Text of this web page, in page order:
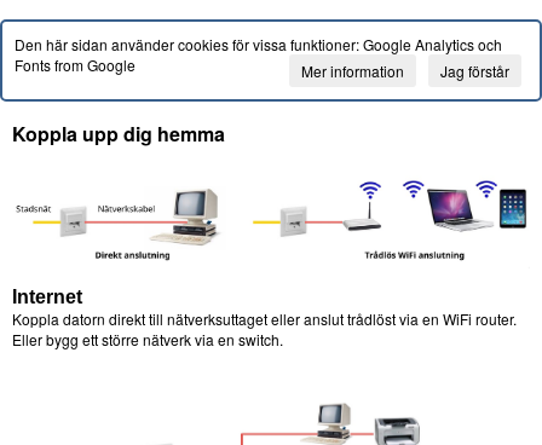
Den här sidan använder cookies för vissa funktioner: Google Analytics och
Fonts from Google
Jag förstår
Mer information
Koppla upp dig hemma
Internet
Koppla datorn direkt till nätverksuttaget eller anslut trådlöst via en WiFi router.
Eller bygg ett större nätverk via en switch.